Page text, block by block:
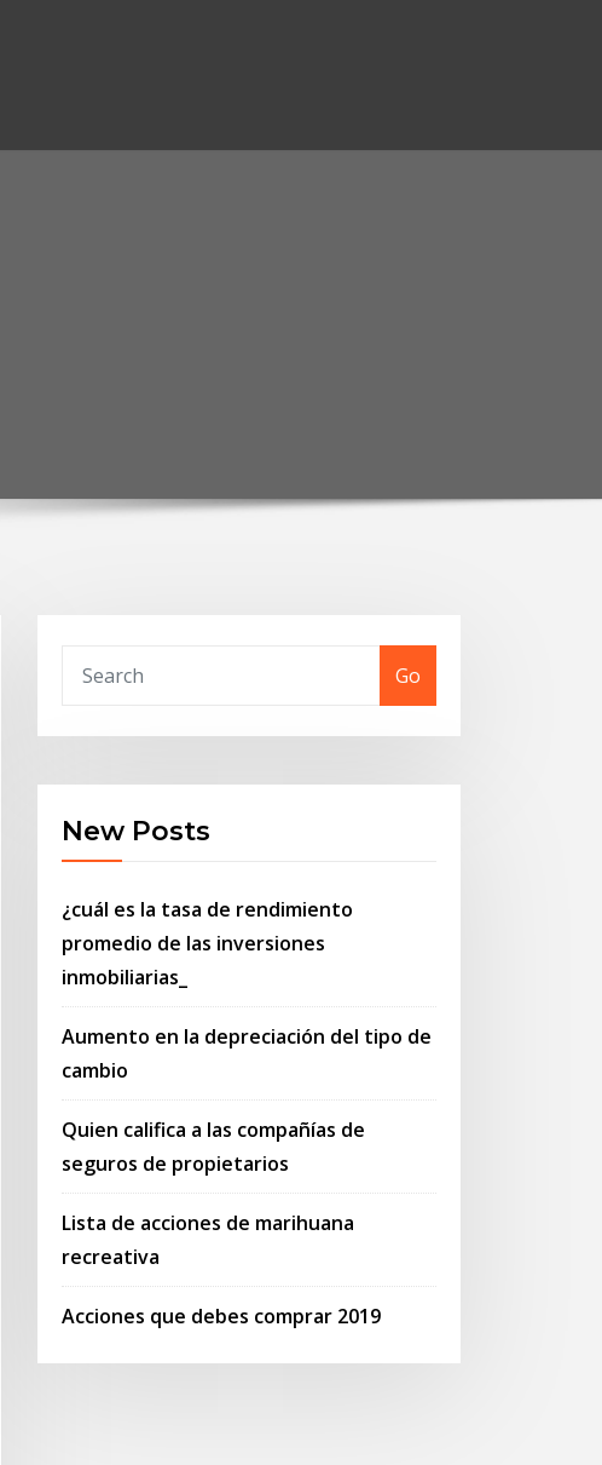
Go
New Posts
¿cuál es la tasa de rendimiento
promedio de las inversiones
inmobiliarias_
Aumento en la depreciación del tipo de
cambio
Quien califica a las compañías de
seguros de propietarios
Lista de acciones de marihuana
recreativa
Acciones que debes comprar 2019